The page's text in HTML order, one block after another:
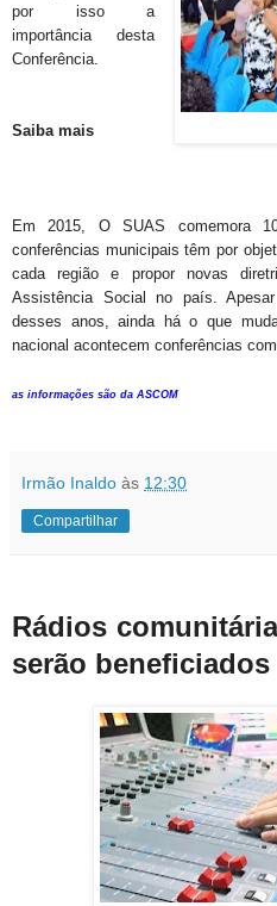
por isso a
importância desta
Conferência.
Saiba mais
Em 2015, O SUAS comemora
conferências municipais têm por
cada região e propor novas
Assistência Social no país.
desses anos, ainda há o que
nacional acontecem conferências
as informações são da ASCOM
Irmão Inaldo às 12:30
Compartilhar
Rádios
serão beneficiados